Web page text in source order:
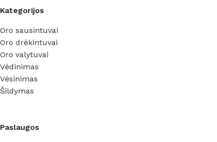
Kategorijos
Oro sausintuvai
Oro drėkintuvai
Oro valytuvai
Vėdinimas
Vėsinimas
Šildymas
Paslaugos